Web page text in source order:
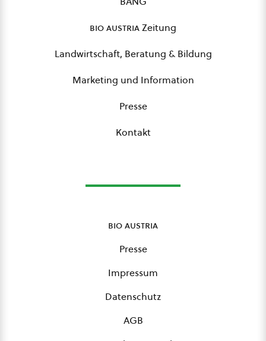
bio austriaZeitung
Landwirtschaft, Beratung & Bildung
Marketing und Information
Presse
Kontakt
bio austria
Presse
Impressum
Datenschutz
AGB